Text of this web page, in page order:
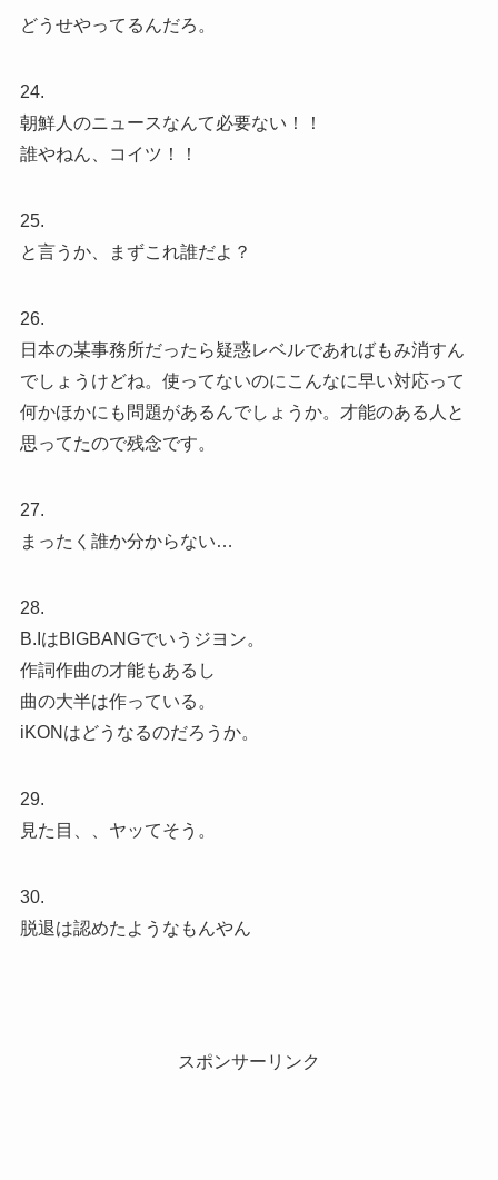
どうせやってるんだろ。
24.
朝鮮人のニュースなんて必要ない！！
誰やねん、コイツ！！
25.
と言うか、まずこれ誰だよ？
26.
日本の某事務所だったら疑惑レベルであればもみ消すん
でしょうけどね。使ってないのにこんなに早い対応って
何かほかにも問題があるんでしょうか。才能のある人と
思ってたので残念です。
27.
まったく誰か分からない…
28.
B.IはBIGBANGでいうジヨン。
作詞作曲の才能もあるし
曲の大半は作っている。
iKONはどうなるのだろうか。
29.
見た目、、ヤッてそう。
30.
脱退は認めたようなもんやん
スポンサーリンク